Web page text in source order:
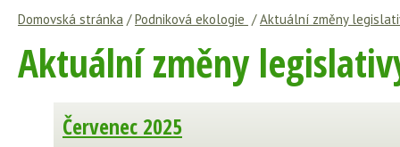
Domovská stránka /Podniková ekologie /Aktuální změny
Aktuální změny
Červenec 2025